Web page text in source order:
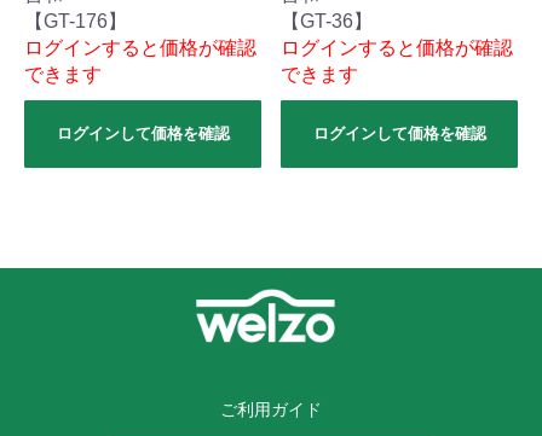
【GT-176】
ログインすると価格が確認
できます
ログインして価格を確認
【GT-36】
ログインすると価格が確認
できます
ログインして価格を確認
ご利用ガイド